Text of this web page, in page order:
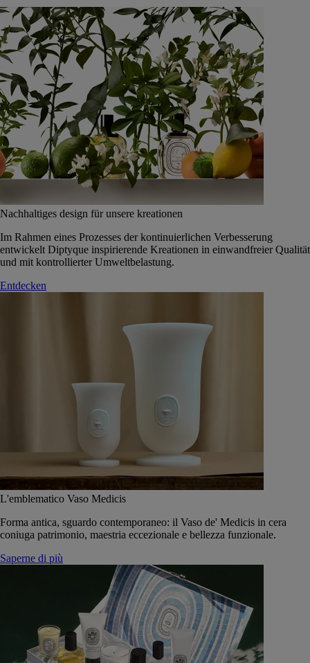
Nachhaltiges design für unsere kreationen
Im Rahmen eines Prozesses der kontinuierlichen Verbesserung
entwickelt Diptyque inspirierende Kreationen in einwandfreier Qualität
und mit kontrollierter Umweltbelastung.
Entdecken
L'emblematico Vaso Medicis
Forma antica, sguardo contemporaneo: il Vaso de' Medicis in cera
coniuga patrimonio, maestria eccezionale e bellezza funzionale.
Saperne di più